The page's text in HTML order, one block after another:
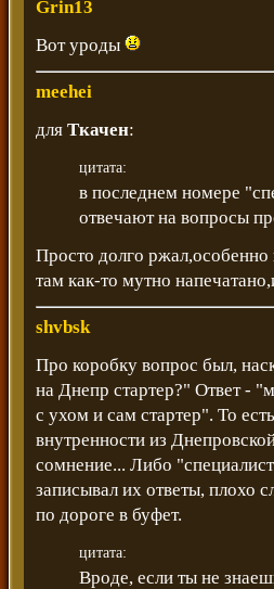
Grin13
Вот уроды
meehei
для Ткачен:
цитата:
в последнем номере
отвечают на вопросы
Просто долго
там как-то мутно
shvbsk
Про коробку вопрос был,
на Днепр стартер?" Ответ -
с ухом и сам стартер". То
внутренности из
сомнение... Либо
записывал их ответы, плохо
по дороге в буфет.
цитата:
Вроде, если ты не